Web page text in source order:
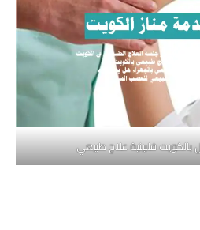
بالكويت فلبينية علاج طبيعي